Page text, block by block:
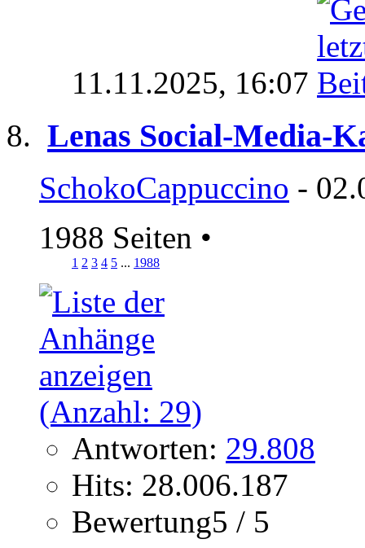
11.11.2025, 16:07
Lenas Social-Media-
SchokoCappuccino -
1988 Seiten •
1 2 3 4 5 ... 1988
Antworten: 29.808
Hits: 28.006.187
Bewertung5 / 5